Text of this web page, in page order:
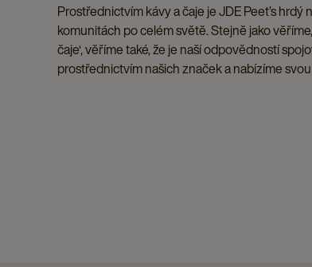
Prostřednictvím kávy a čaje je JDE Peet’s hrdý
komunitách po celém světě. Stejně jako
čaje‘, věříme také, že je naší odpovědností
prostřednictvím našich značek a nabízíme